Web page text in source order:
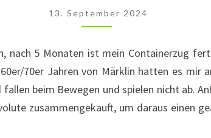
ENDLICH
FERTIG
13. September 2024
nach 5 Monaten ist mein Containerzug
70er Jahren von Märklin hatten es mir
beim Bewegen und spielen nicht ab.
zusammengekauft, um daraus einen